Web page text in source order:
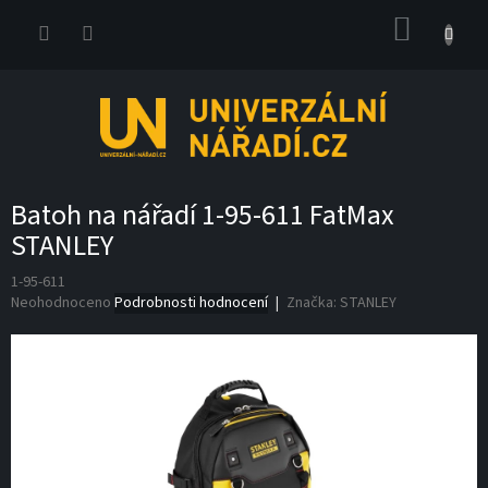
Batoh na nářadí 1-95-611 FatMax
STANLEY
1-95-611
Průměrné
Neohodnoceno Podrobnosti hodnocení Značka: STANLEY